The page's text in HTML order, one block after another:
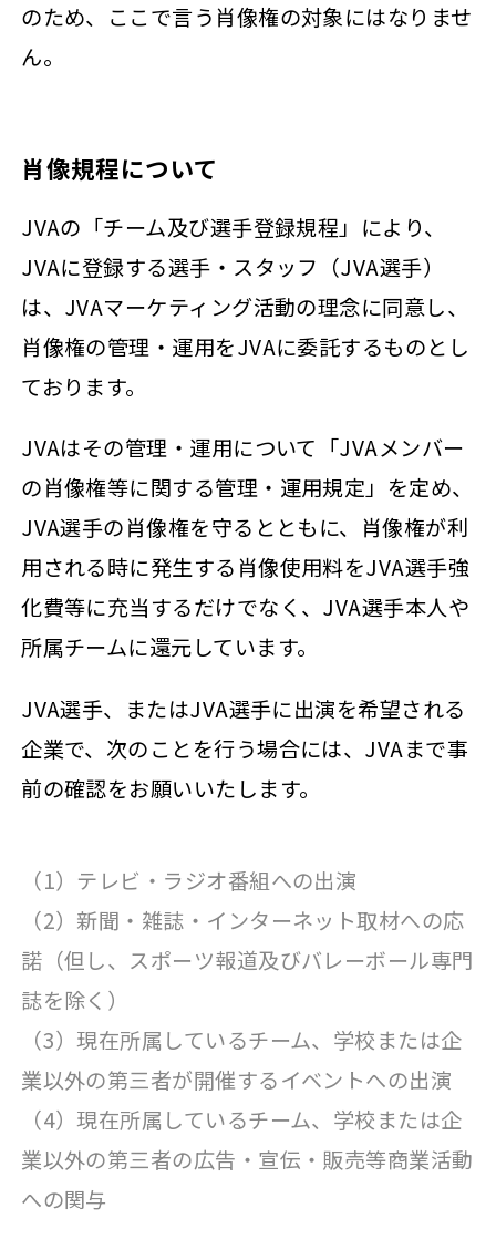
のため、ここで言う肖像権の対象にはなりませ
ん。
肖像規程について
JVAの「チーム及び選手登録規程」により、
JVAに登録する選手・スタッフ（JVA選手）
は、JVAマーケティング活動の理念に同意し、
肖像権の管理・運用をJVAに委託するものとし
ております。
JVAはその管理・運用について「JVAメンバー
の肖像権等に関する管理・運用規定」を定め、
JVA選手の肖像権を守るとともに、肖像権が利
用される時に発生する肖像使用料をJVA選手強
化費等に充当するだけでなく、JVA選手本人や
所属チームに還元しています。
JVA選手、またはJVA選手に出演を希望される
企業で、次のことを行う場合には、JVAまで事
前の確認をお願いいたします。
（1）テレビ・ラジオ番組への出演
（2）新聞・雑誌・インターネット取材への応
諾（但し、スポーツ報道及びバレーボール専門
誌を除く）
（3）現在所属しているチーム、学校または企
業以外の第三者が開催するイベントへの出演
（4）現在所属しているチーム、学校または企
業以外の第三者の広告・宣伝・販売等商業活動
への関与